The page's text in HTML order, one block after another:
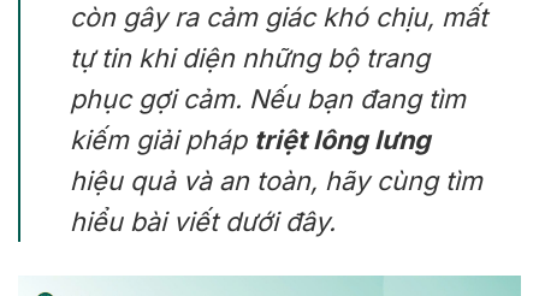
còn gây ra cảm giác khó chịu, mất
tự tin khi diện những bộ trang
phục gợi cảm. Nếu bạn đang tìm
kiếm giải pháp triệt lông lưng
hiệu quả và an toàn, hãy cùng tìm
hiểu bài viết dưới đây.